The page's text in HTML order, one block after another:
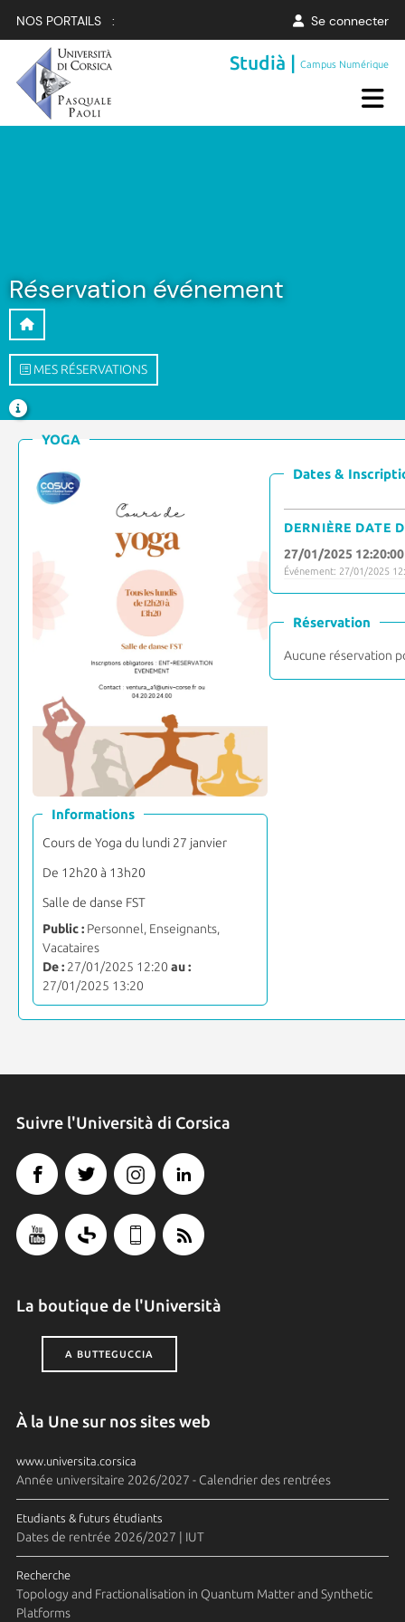
NOS PORTAILS : Se connecter
Studià |Campus Numérique
Réservation événement
MES RÉSERVATIONS
YOGA
Informations
Cours de Yoga du lundi 27 janvier
De 12h20 à 13h20
Salle de danse FST
Public :Personnel, Enseignants,
Vacataires
De :27/01/2025 12:20 au :
27/01/2025 13:20
Dates &
DERNIÈRE DATE
27/01/2025 12:20:00
Événement: 27/01/2025
Réservation
Aucune réservation
Suivre l'Università di Corsica
La boutique de l'Università
A BUTTEGUCCIA
À la Une sur nos sites web
www.universita.corsica
Année universitaire 2026/2027 - Calendrier des rentrées
Etudiants & futurs étudiants
Dates de rentrée 2026/2027 | IUT
Recherche
Topology and Fractionalisation in Quantum Matter and Synthetic
Platforms